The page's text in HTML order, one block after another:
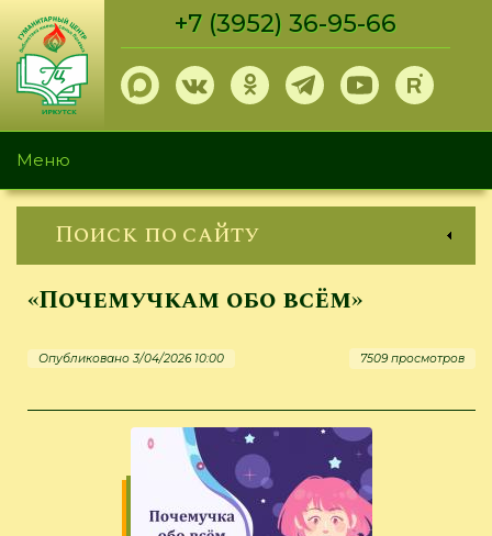
Перейти
основному
содержанию
+7 (3952) 36-95-66
Меню
Поиск по сайту
«Почемучкам обо всём»
Опубликовано 3/04/2026 10:00 7509 просмотров